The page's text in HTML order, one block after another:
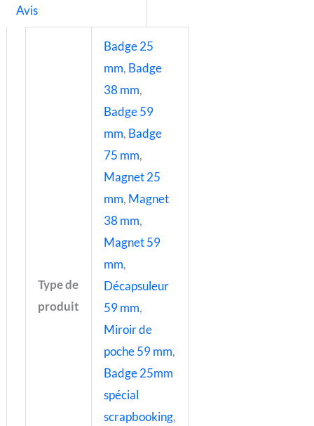
Avis
Type de
produit
Badge 25
mm, Badge
38 mm,
Badge 59
mm, Badge
75 mm,
Magnet 25
mm, Magnet
38 mm,
Magnet 59
mm,
Décapsuleur
59 mm,
Miroir de
poche 59 mm,
Badge 25mm
spécial
scrapbooking,